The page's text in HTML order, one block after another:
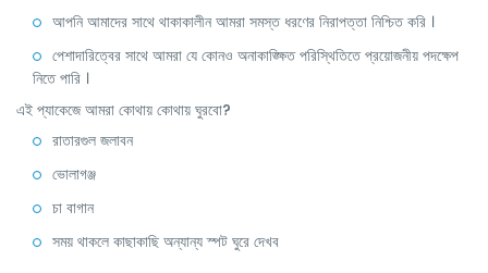
আপনি আমাদের সাথে থাকাকালীন আমরা সমস্ত ধরণের নিরাপত্তা নিশ্চিত করি ।
পেশাদারিত্বের সাথে আমরা যে কোনও অনাকাঙ্ক্ষিত পরিস্থিতিতে প্রয়োজনীয় পদক্ষেপ
নিতে পারি ।
এই প্যাকেজে আমরা কোথায় কোথায় ঘুরবো?
রাতারগুল জলাবন
ভোলাগঞ্জ
চা বাগান
সময় থাকলে কাছাকাছি অন্যান্য স্পট ঘুরে দেখব